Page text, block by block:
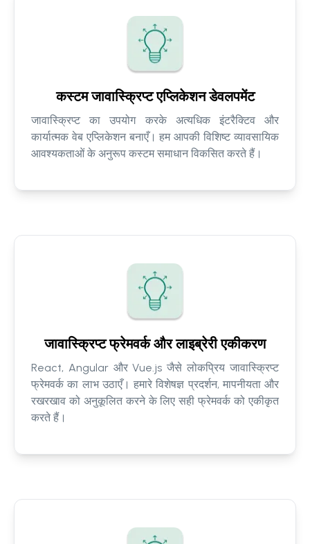
कस्टम जावास्क्रिप्ट एप्लिकेशन डेवलपमेंट
जावास्क्रिप्ट का उपयोग करके अत्यधिक इंटरैक्टिव और
कार्यात्मक वेब एप्लिकेशन बनाएँ। हम आपकी विशिष्ट व्यावसायिक
आवश्यकताओं के अनुरूप कस्टम समाधान विकसित करते हैं।
जावास्क्रिप्ट फ्रेमवर्क और लाइब्रेरी एकीकरण
React, Angular और Vue.js जैसे लोकप्रिय जावास्क्रिप्ट
फ्रेमवर्क का लाभ उठाएँ। हमारे विशेषज्ञ प्रदर्शन, मापनीयता और
रखरखाव को अनुकूलित करने के लिए सही फ्रेमवर्क को एकीकृत
करते हैं।